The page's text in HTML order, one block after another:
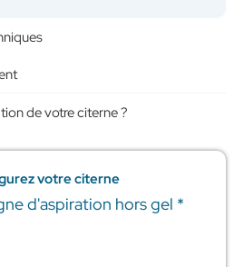
de votre citerne ?
votre citerne
d'aspiration hors gel *